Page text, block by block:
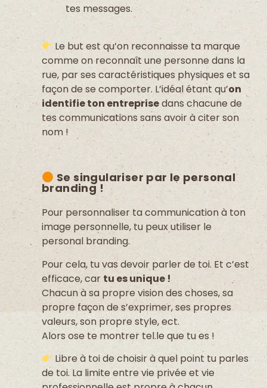
tes messages.
Le but est qu’on reconnaisse ta marque
comme on reconnaît une personne dans la
rue, par ses caractéristiques physiques et sa
façon de se comporter. L’idéal étant qu’on
identifie ton entreprisedans chacune de
tes communications sans avoir à citer son
nom !
Se singulariser par le personal
branding !
Pour personnaliser ta communication à ton
image personnelle, tu peux utiliser le
personal branding.
Pour cela, tu vas devoir parler de toi. Et c’est
efficace, car tu es unique !
Chacun à sa propre vision des choses, sa
propre façon de s’exprimer, ses propres
valeurs, son propre style, ect.
Alors ose te montrer tel.le que tu es !
Libre à toi de choisir à quel point tu parles
de toi. La limite entre vie privée et vie